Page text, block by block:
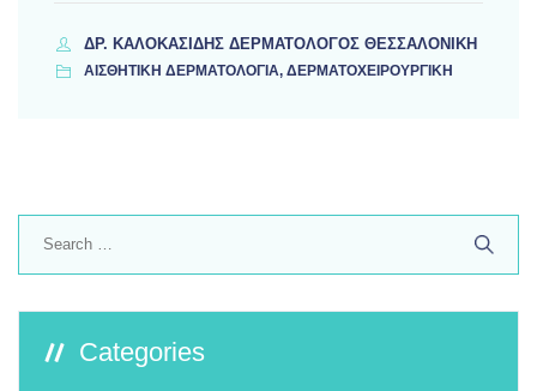
ΔΡ. ΚΑΛΟΚΑΣΊΔΗΣ ΔΕΡΜΑΤΟΛΌΓΟΣ ΘΕΣΣΑΛΟΝΊΚΗ
ΑΙΣΘΗΤΙΚΗ ΔΕΡΜΑΤΟΛΟΓΙΑ, ΔΕΡΜΑΤΟΧΕΙΡΟΥΡΓΙΚΗ
Categories